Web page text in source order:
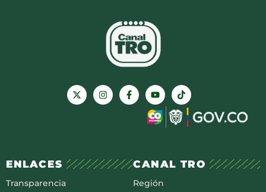
ENLACES
Transparencia
CANAL TRO
Región